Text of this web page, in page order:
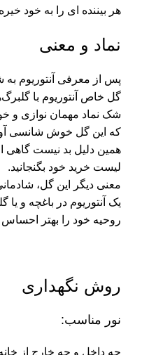
هر بیننده ای را به خود
نماد و معنی
پس از معرفی آنتوریوم به
گل خاص آنتوریوم با
شک نماد مهمان نوازی و
که این گل خوش شانسی
همین دلیل بد نیست گاهی
لیست خرید خود بگنجانید.
معنی دیگر این گل،
یک آنتوریوم در باغچه و یا
روحیه خود را بهتر احساس
روش نگهداری
نور مناسب:
چه داخل و چه خارج از